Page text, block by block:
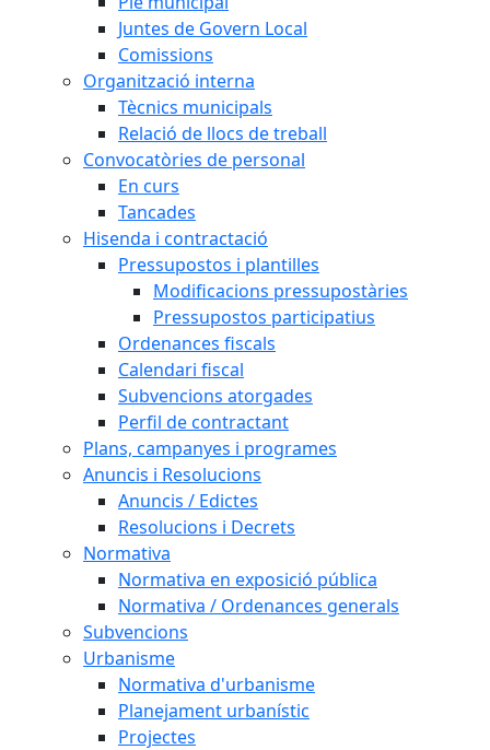
Juntes de Govern Local
Comissions
Organització interna
Tècnics municipals
Relació de llocs de treball
Convocatòries de personal
En curs
Tancades
Hisenda i contractació
Pressupostos i plantilles
Modificacions pressupostàries
Pressupostos participatius
Ordenances fiscals
Calendari fiscal
Subvencions atorgades
Perfil de contractant
Plans, campanyes i programes
Anuncis i Resolucions
Anuncis / Edictes
Resolucions i Decrets
Normativa
Normativa en exposició pública
Normativa / Ordenances generals
Subvencions
Urbanisme
Normativa d'urbanisme
Planejament urbanístic
Projectes